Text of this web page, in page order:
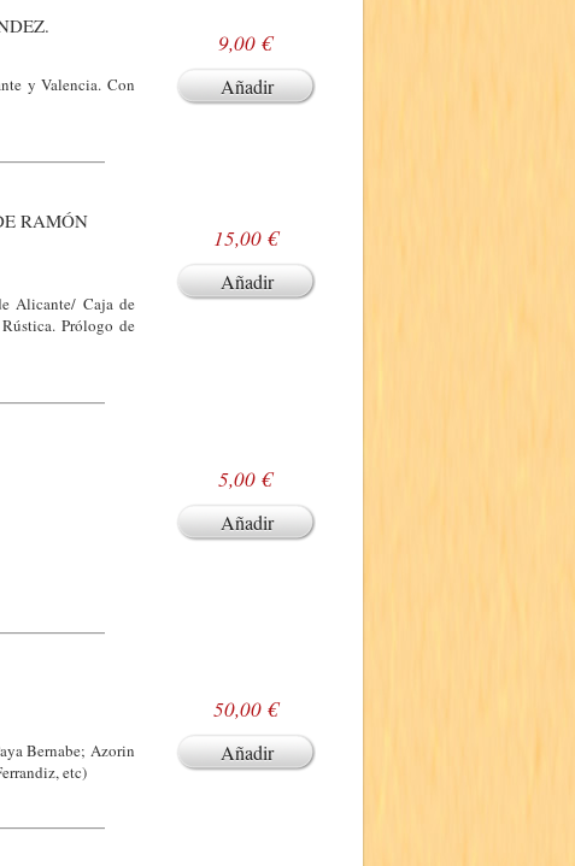
y Valencia. Con
9,00 €
Añadir
RAMÓN
Alicante/ Caja de
Prólogo de
15,00 €
Añadir
5,00 €
Añadir
Bernabe; Azorin
etc)
50,00 €
Añadir